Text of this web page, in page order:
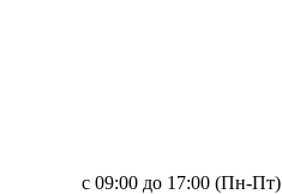
с 09:00 до 17:00 (Пн-Пт)